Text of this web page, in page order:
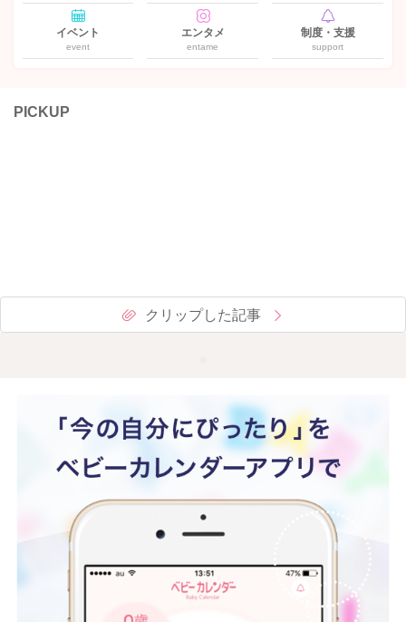
イベント
event
エンタメ
entame
制度・支援
support
PICKUP
クリップした記事